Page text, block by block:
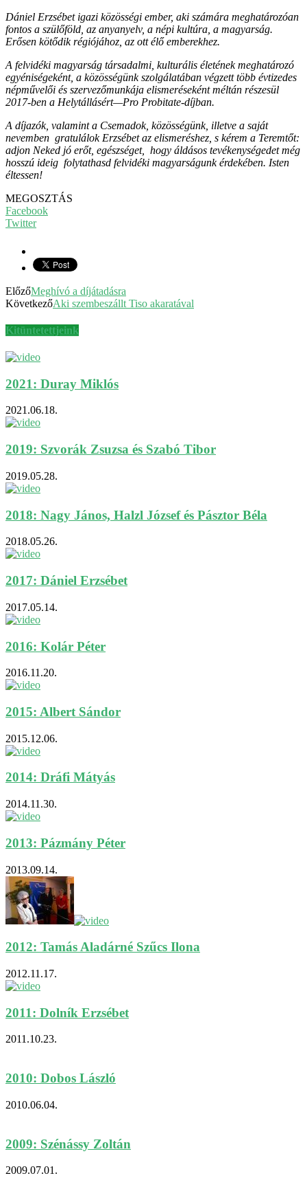
Dániel Erzsébet igazi közösségi ember, aki számára meghatározóan
fontos a szülőföld, az anyanyelv, a népi kultúra, a magyarság.
Erősen kötődik régiójához, az ott élő emberekhez.
A felvidéki magyarság társadalmi, kulturális életének meghatározó
egyéniségeként, a közösségünk szolgálatában végzett több évtizedes
népművelői és szervezőmunkája elismeréseként méltán részesül
2017-ben a Helytállásért—Pro Probitate-díjban.
A díjazók, valamint a Csemadok, közösségünk, illetve a saját
nevemben gratulálok Erzsébet az elismeréshez, s kérem a Teremtőt:
adjon Neked jó erőt, egészséget, hogy áldásos tevékenységedet még
hosszú ideig folytathasd felvidéki magyarságunk érdekében. Isten
éltessen!
MEGOSZTÁS
Facebook
Twitter
ElőzőMeghívó a díjátadásra
KövetkezőAki szembeszállt Tiso akaratával
Kitüntetettjeink
2021: Duray Miklós
2021.06.18.
2019: Szvorák Zsuzsa és Szabó Tibor
2019.05.28.
2018: Nagy János, Halzl József és Pásztor Béla
2018.05.26.
2017: Dániel Erzsébet
2017.05.14.
2016: Kolár Péter
2016.11.20.
2015: Albert Sándor
2015.12.06.
2014: Dráfi Mátyás
2014.11.30.
2013: Pázmány Péter
2013.09.14.
2012: Tamás Aladárné Szűcs Ilona
2012.11.17.
2011: Dolník Erzsébet
2011.10.23.
2010: Dobos László
2010.06.04.
2009: Szénássy Zoltán
2009.07.01.